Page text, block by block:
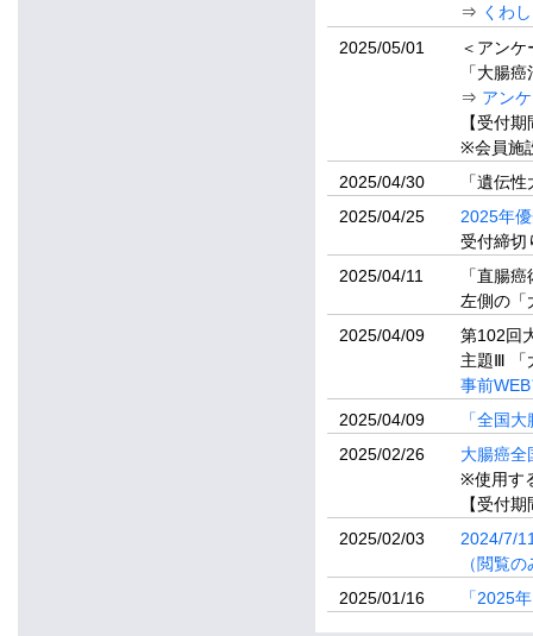
⇒ くわ
2025/05/01
＜アン
「大腸
⇒ アン
【受付
※会員施
2025/04/30
「遺伝
2025/04/25
2025年
受付締切
2025/04/11
「直腸
左側の「
2025/04/09
第102回
主題Ⅲ 「
事前
2025/04/09
「全国
2025/02/26
大腸癌全
※使用す
【受付
2025/02/03
2024/7/
（閲覧
2025/01/16
「2025